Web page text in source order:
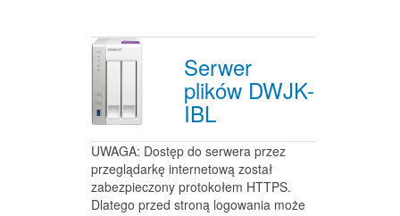
Serwer
plików DWJK-
IBL
UWAGA: Dostęp do serwera przez
przeglądarkę internetową został
zabezpieczony protokołem HTTPS.
Dlatego przed stroną logowania może